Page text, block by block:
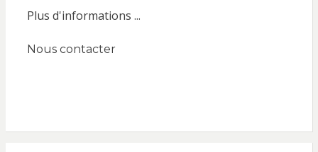
Plus d'informations ...
Nous contacter